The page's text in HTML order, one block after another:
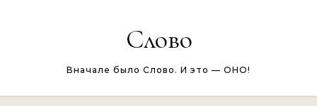
Слово
Вначале было Слово. И это — ОНО!